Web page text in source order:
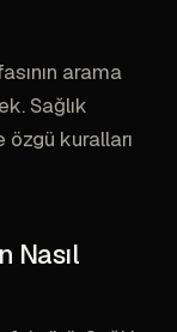
arama
Sağlık
kuralları
Nasıl